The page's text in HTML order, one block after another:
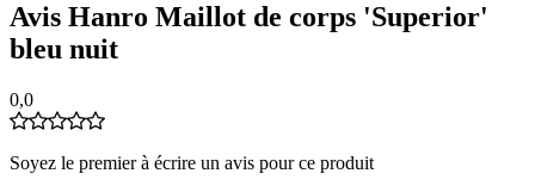
Avis Hanro Maillot de corps 'Superior'
bleu nuit
0,0
Soyez le premier à écrire un avis pour ce produit